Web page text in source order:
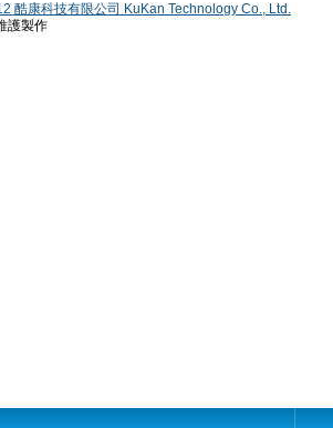
酷康科技有限公司 KuKan Technology Co., Ltd.
護製作